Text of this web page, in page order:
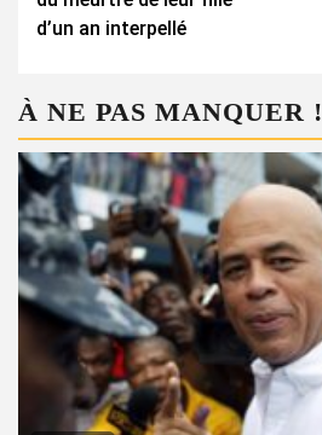
d’un an interpellé
À NE PAS MANQUER !